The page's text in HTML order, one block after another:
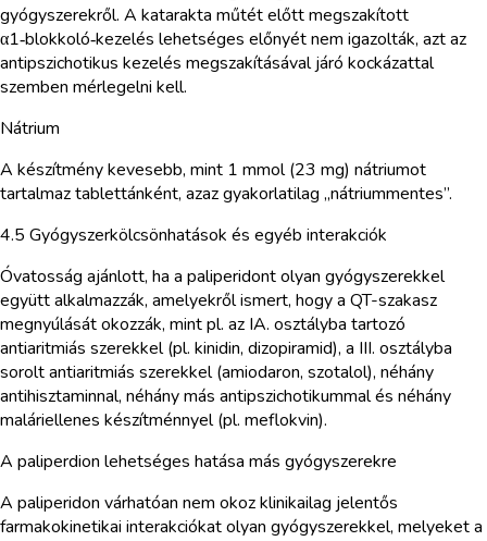
gyógyszerekről. A katarakta műtét előtt megszakított
α1‑blokkoló‑kezelés lehetséges előnyét nem igazolták, azt az
antipszichotikus kezelés megszakításával járó kockázattal
szemben mérlegelni kell.
Nátrium
A készítmény kevesebb, mint 1 mmol (23 mg) nátriumot
tartalmaz tablettánként, azaz gyakorlatilag „nátriummentes”.
4.5 Gyógyszerkölcsönhatások és egyéb interakciók
Óvatosság ajánlott, ha a paliperidont olyan gyógyszerekkel
együtt alkalmazzák, amelyekről ismert, hogy a QT-szakasz
megnyúlását okozzák, mint pl. az IA. osztályba tartozó
antiaritmiás szerekkel (pl. kinidin, dizopiramid), a III. osztályba
sorolt antiaritmiás szerekkel (amiodaron, szotalol), néhány
antihisztaminnal, néhány más antipszichotikummal és néhány
maláriellenes készítménnyel (pl. meflokvin).
A paliperdion lehetséges hatása más gyógyszerekre
A paliperidon várhatóan nem okoz klinikailag jelentős
farmakokinetikai interakciókat olyan gyógyszerekkel, melyeket a